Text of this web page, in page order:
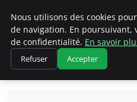
Chasseur De Tête
Accueil Formation
Nous utilisons des cookies
de navigation. En
de confidentialité. En savoir
Refuser Accepter